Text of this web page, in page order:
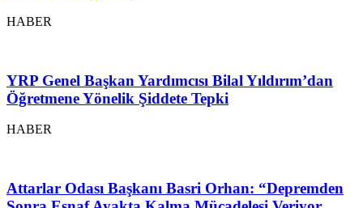
HABER
YRP Genel Başkan Yardımcısı Bilal Yıldırım’dan
Öğretmene Yönelik Şiddete Tepki
HABER
Attarlar Odası Başkanı Basri Orhan: “Depremden